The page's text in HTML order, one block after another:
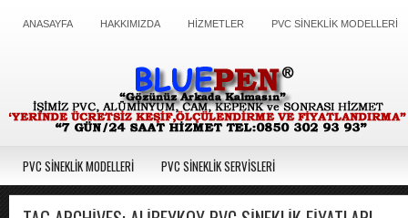
ANASAYFA HAKKIMIZDA HİZMETLER PVC SİNEKLİK MODELLERİ
PVC SİNEKLİK MODELLERİ PVC SİNEKLİK SERVİSLERİ